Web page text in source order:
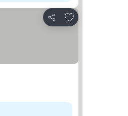
Jaa
Lisää suosikkeihin